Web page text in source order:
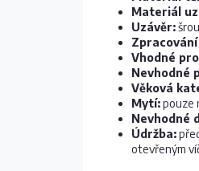
Materiál
Uzávěr:
Vhodné
Nevhodné
Věková
Mytí:pouze
Nevhodné
Údržba:
otevřeným